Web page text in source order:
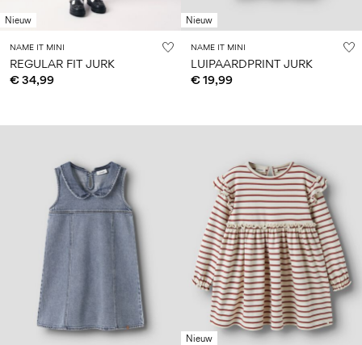
Nieuw
NAME IT MINI
REGULAR FIT JURK
€ 34,99
Nieuw
NAME IT MINI
LUIPAARDPRINT JURK
€ 19,99
Nieuw